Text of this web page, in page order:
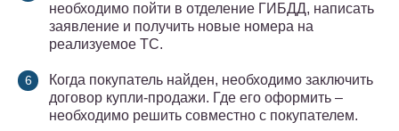
необходимо пойти в отделение ГИБДД, написать
заявление и получить новые номера на
реализуемое ТС.
Когда покупатель найден, необходимо заключить
договор купли-продажи. Где его оформить –
необходимо решить совместно с покупателем.